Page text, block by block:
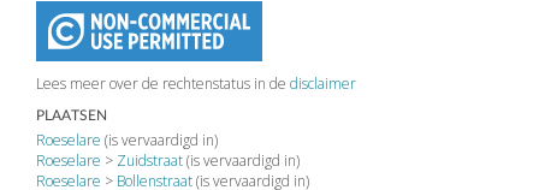
Lees meer over de rechtenstatus in de disclaimer
PLAATSEN
Roeselare (is vervaardigd in)
Roeselare > Zuidstraat(is vervaardigd in)
Roeselare > Bollenstraat(is vervaardigd in)